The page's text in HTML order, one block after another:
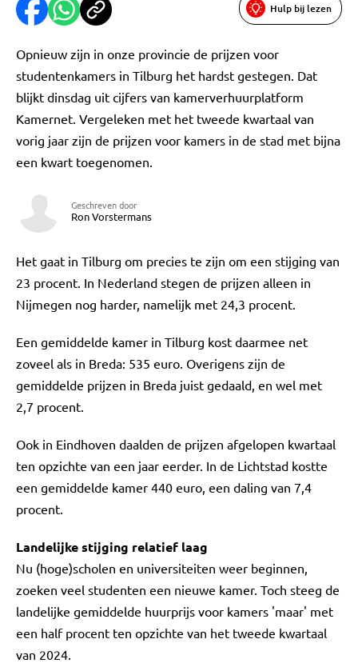
Hulp bij lezen
Opnieuw zijn in onze provincie de prijzen voor
studentenkamers in Tilburg het hardst gestegen. Dat
blijkt dinsdag uit cijfers van kamerverhuurplatform
Kamernet. Vergeleken met het tweede kwartaal van
vorig jaar zijn de prijzen voor kamers in de stad met bijna
een kwart toegenomen.
Geschreven door
Ron Vorstermans
Het gaat in Tilburg om precies te zijn om een stijging van
23 procent. In Nederland stegen de prijzen alleen in
Nijmegen nog harder, namelijk met 24,3 procent.
Een gemiddelde kamer in Tilburg kost daarmee net
zoveel als in Breda: 535 euro. Overigens zijn de
gemiddelde prijzen in Breda juist gedaald, en wel met
2,7 procent.
Ook in Eindhoven daalden de prijzen afgelopen kwartaal
ten opzichte van een jaar eerder. In de Lichtstad kostte
een gemiddelde kamer 440 euro, een daling van 7,4
procent.
Landelijke stijging relatief laag
Nu (hoge)scholen en universiteiten weer beginnen,
zoeken veel studenten een nieuwe kamer. Toch steeg de
landelijke gemiddelde huurprijs voor kamers 'maar' met
een half procent ten opzichte van het tweede kwartaal
van 2024.